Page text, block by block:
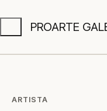
PROARTE
ARTISTA